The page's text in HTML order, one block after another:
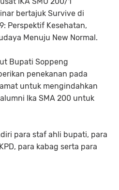
bertajuk Survive di
Perspektif Kesehatan,
Menuju New Normal.
Bupati Soppeng
penekanan pada
untuk mengindahkan
Ika SMA 200 untuk
para staf ahli bupati, para
para kabag serta para